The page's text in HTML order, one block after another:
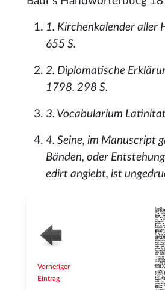
1. Kirchenkalender aller
655 S.
2. Diplomatische
1798. 298 S.
3. Vocabularium
4. Seine, im Manuscript
Bänden, oder
edirt angiebt, ist
Vorheriger
Eintrag